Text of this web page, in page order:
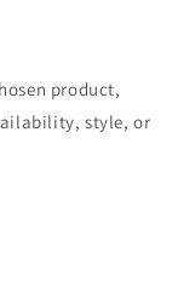
product,
style, or